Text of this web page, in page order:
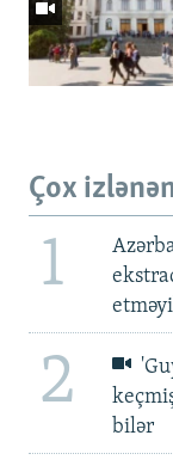
Çox
1
2
bilər